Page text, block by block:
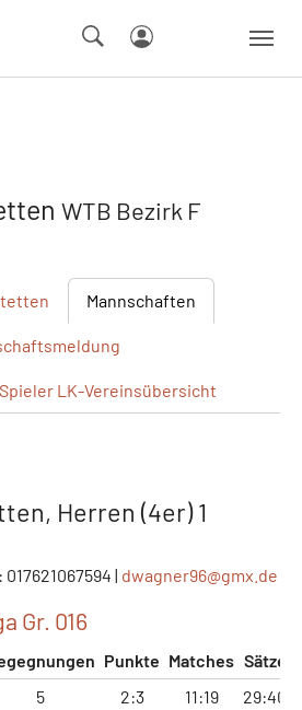
WTB Bezirk F
Mannschaften
Spieler LK-Vereinsübersicht
Herren (4er) 1
| dwagner96@gmx.de
Gr. 016
Punkte Matches Sätze
5 2:3 11:19 29:40